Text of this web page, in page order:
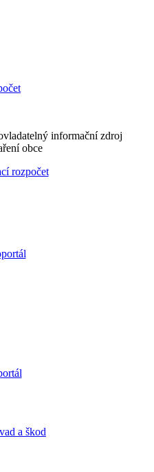
informační zdroj
obce
rozpočet
a škod